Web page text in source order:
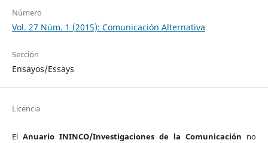
Número
Vol. 27 Núm. 1 (2015): Comunicación Alternativa
Sección
Ensayos/Essays
Licencia
El Anuario ININCO/Investigaciones de la Comunicación no